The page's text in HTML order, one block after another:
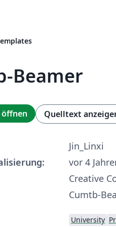
Beamer
öffnen Quelltext
Jin_Linxi
vor 4
Creative
Cumtb-
University